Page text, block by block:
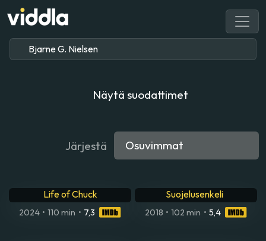
Näytä suodattimet
Järjestä
Life of Chuck
2024 • 110 min • 7,3
Suojelusenkeli
2018 • 102 min • 5,4